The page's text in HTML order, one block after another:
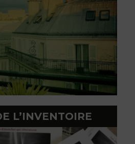
L’INVENTOIRE